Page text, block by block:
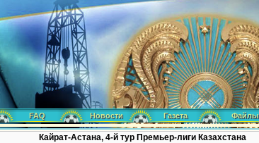
FAQ Новости Газета Файлы
Кайрат-Астана, 4-й тур Премьер-лиги Казахстана